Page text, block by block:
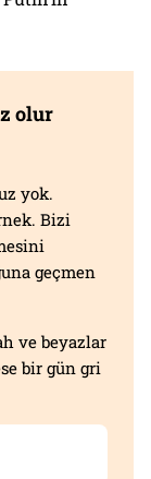
olur
yok.
Bizi
geçmen
ve beyazlar
bir gün gri